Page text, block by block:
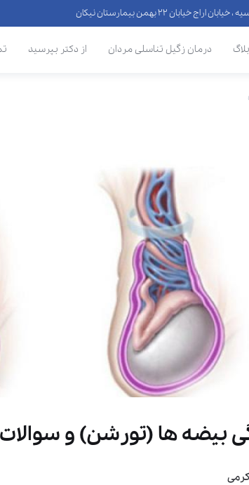
اراج خیابان ۲۲ بهمن بیمارستان نیکان
درمان زگیل تناسلی مردان از دکتر بپرسید
بیضه ها (تورشن) و سوالات